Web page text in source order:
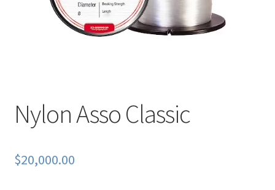
Nylon Asso Classic
$20,000.00